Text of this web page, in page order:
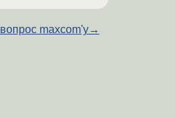
вопрос maxcom'у→